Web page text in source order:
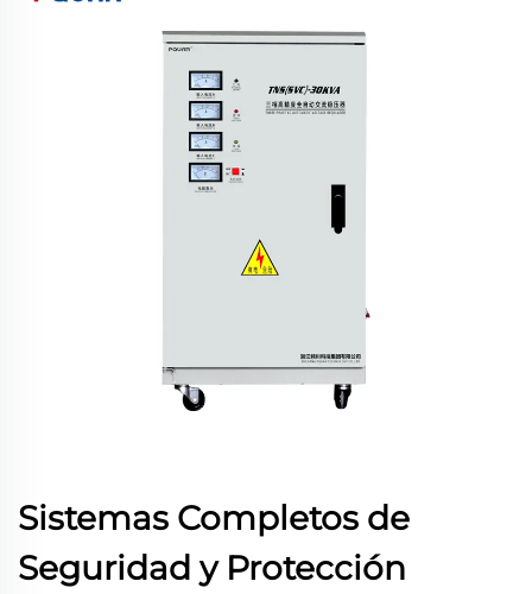
Sistemas Completos de
Seguridad y Protección